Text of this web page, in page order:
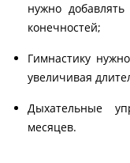
нужно
конечностей;
Гимнастику
увеличивая
Дыхательные
месяцев.